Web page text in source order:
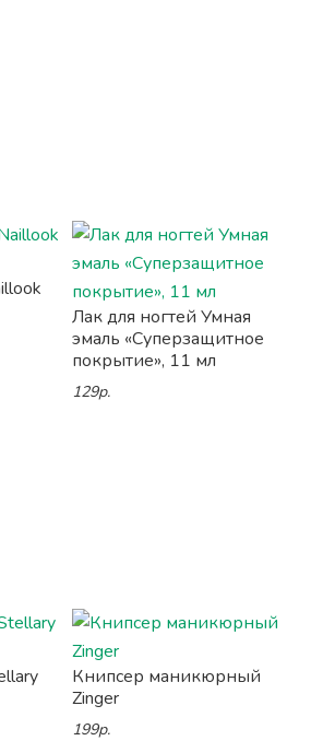
Лак для ногтей Умная
эмаль «Суперзащитное
покрытие», 11 мл
129р.
Книпсер маникюрный
Zinger
199р.